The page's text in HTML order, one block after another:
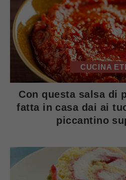
CUCINA
Con questa salsa di
fatta in casa dai ai
piccantino